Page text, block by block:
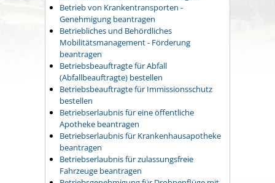
Betrieb von Krankentransporten -
Genehmigung beantragen
Betriebliches und Behördliches
Mobilitätsmanagement - Förderung
beantragen
Betriebsbeauftragte für Abfall
(Abfallbeauftragte) bestellen
Betriebsbeauftragte für Immissionsschutz
bestellen
Betriebserlaubnis für eine öffentliche
Apotheke beantragen
Betriebserlaubnis für Krankenhausapotheke
beantragen
Betriebserlaubnis für zulassungsfreie
Fahrzeuge beantragen